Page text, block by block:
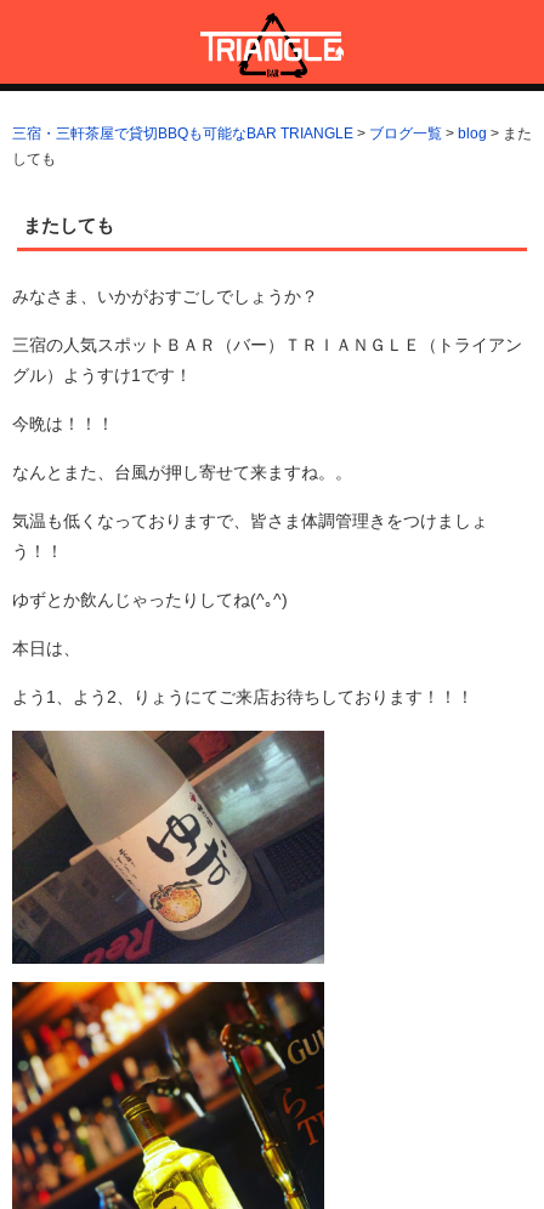
ン
へ
三宿・三軒茶屋で貸切BBQも可能なBAR TRIANGLE
三宿・三軒茶屋A5ランクの貸切BBQも可能なBAR TRIANGLE(バー・
トライアングル)
三宿・三軒茶屋で貸切BBQも可能なBAR TRIANGLE > ブログ一覧 > blog > また
しても
またしても
みなさま、いかがおすごしでしょうか？
三宿の人気スポットＢＡＲ（バー）ＴＲＩＡＮＧＬＥ（トライアン
グル）ようすけ1です！
今晩は！！！
なんとまた、台風が押し寄せて来ますね。。
気温も低くなっておりますで、皆さま体調管理きをつけましょ
う！！
ゆずとか飲んじゃったりしてね(^｡^)
本日は、
よう1、よう2、りょうにてご来店お待ちしております！！！